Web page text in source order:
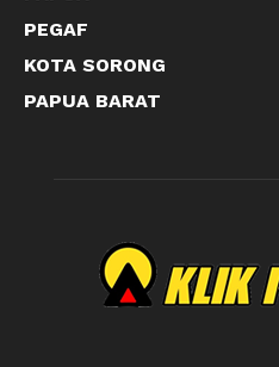
PEGAF
KOTA SORONG
PAPUA BARAT